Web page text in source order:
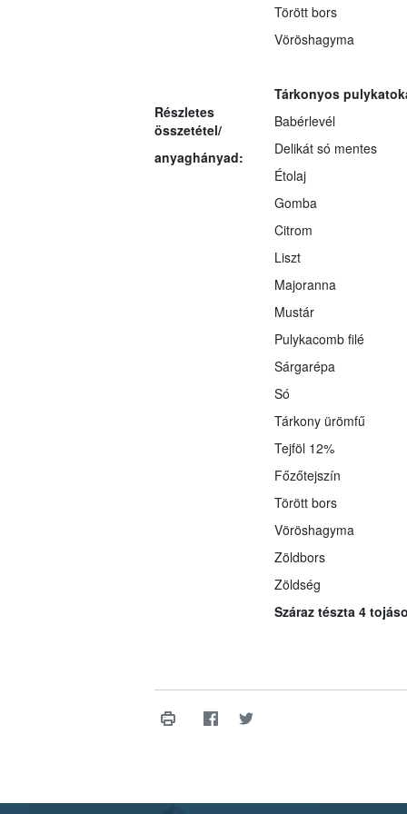
Részletes
összetétel/
anyaghányad:
Törött bors
Vöröshagyma
Tárkonyos
Babérlevél
Delikát só mentes
Étolaj
Gomba
Citrom
Liszt
Majoranna
Mustár
Pulykacomb filé
Sárgarépa
Só
Tárkony ürömfű
Tejföl 12%
Főzőtejszín
Törött bors
Vöröshagyma
Zöldbors
Zöldség
Száraz tészta 4